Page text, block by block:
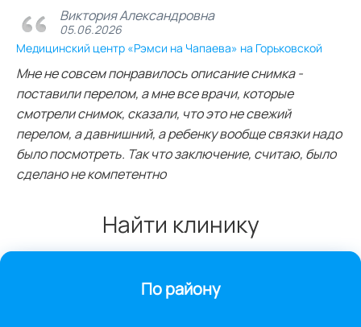
Виктория Александровна
05.06.2026
Медицинский центр «Рэмси на Чапаева» на Горьковской
Мне не совсем понравилось описание снимка -
поставили перелом, а мне все врачи, которые
смотрели снимок, сказали, что это не свежий
перелом, а давнишний, а ребенку вообще связки надо
было посмотреть. Так что заключение, считаю, было
сделано не компетентно
Найти клинику
По району